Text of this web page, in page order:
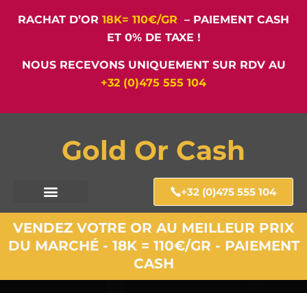
RACHAT D’OR 18K= 110€/GR – PAIEMENT CASH
ET 0% DE TAXE !
NOUS RECEVONS UNIQUEMENT SUR RDV AU
+32 (0)475 555 104
Gold Or Cash
+32 (0)475 555 104
VENDEZ VOTRE OR AU MEILLEUR PRIX
DU MARCHÉ - 18K = 110€/GR - PAIEMENT
CASH